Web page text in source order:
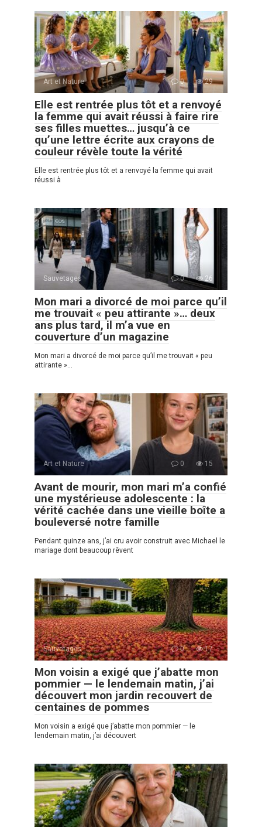
Art et Nature 0 29
Elle est rentrée plus tôt et a renvoyé
la femme qui avait réussi à faire rire
ses filles muettes… jusqu’à ce
qu’une lettre écrite aux crayons de
couleur révèle toute la vérité
Elle est rentrée plus tôt et a renvoyé la femme qui avait
réussi à
Sauvetages 0 26
Mon mari a divorcé de moi parce qu’il
me trouvait « peu attirante »… deux
ans plus tard, il m’a vue en
couverture d’un magazine
Mon mari a divorcé de moi parce qu’il me trouvait « peu
attirante »…
Art et Nature 0 15
Avant de mourir, mon mari m’a confié
une mystérieuse adolescente : la
vérité cachée dans une vieille boîte a
bouleversé notre famille
Pendant quinze ans, j’ai cru avoir construit avec Michael le
mariage dont beaucoup rêvent
Sauvetages 0 17
Mon voisin a exigé que j’abatte mon
pommier — le lendemain matin, j’ai
découvert mon jardin recouvert de
centaines de pommes
Mon voisin a exigé que j’abatte mon pommier — le
lendemain matin, j’ai découvert